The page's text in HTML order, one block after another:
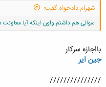
شهرام.دادخواه گفت:
سوالی هم داشتم واون اینکه آیا
بااجازه سرکار
جین ایر
///////////////